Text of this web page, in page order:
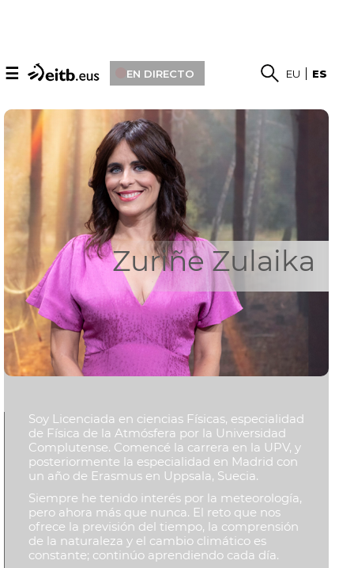
☰ EN DIRECTO EU ES
Zuriñe Zulaika
Soy Licenciada en ciencias Físicas, especialidad
de Física de la Atmósfera por la Universidad
Complutense. Comencé la carrera en la UPV, y
posteriormente la especialidad en Madrid con
un año de Erasmus en Uppsala, Suecia.
Siempre he tenido interés por la meteorología,
pero ahora más que nunca. El reto que nos
ofrece la previsión del tiempo, la comprensión
de la naturaleza y el cambio climático es
constante; continúo aprendiendo cada día.